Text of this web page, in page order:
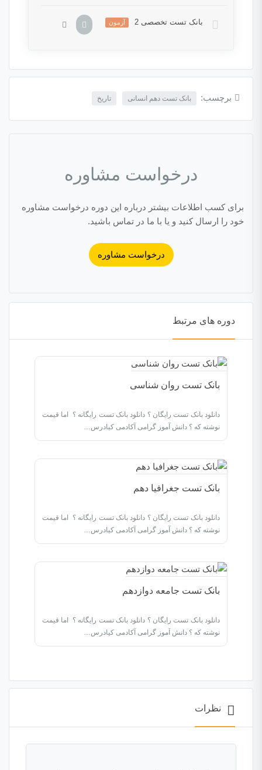
بانک تست تخصصی 2 آزمون
برچسب: بانک تست دهم انسانی تاریخ
درخواست مشاوره
برای کسب اطلاعات بیشتر درباره این دوره درخواست مشاوره
خود را ارسال کنید و یا با ما در تماس باشید.
درخواست مشاوره
دوره های مرتبط
بانک تست روان شناسی
دانلود بانک تست رایگان ؟ دانلود بانک تست رایگانه ؟ اما قیمت
نوشته که ؟ دانش آموز گرامی آکادمی کیادرس…
بانک تست جغرافیا دهم
دانلود بانک تست رایگان ؟ دانلود بانک تست رایگانه ؟ اما قیمت
نوشته که ؟ دانش آموز گرامی آکادمی کیادرس…
بانک تست جامعه دوازدهم
دانلود بانک تست رایگان ؟ دانلود بانک تست رایگانه ؟ اما قیمت
نوشته که ؟ دانش آموز گرامی آکادمی کیادرس…
نظرات